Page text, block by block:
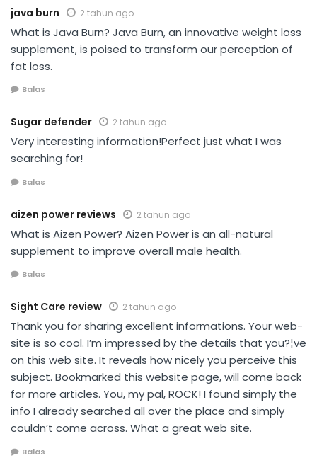
java burn 2 tahun ago
What is Java Burn? Java Burn, an innovative weight loss
supplement, is poised to transform our perception of
fat loss.
Balas
Sugar defender 2 tahun ago
Very interesting information!Perfect just what I was
searching for!
Balas
aizen power reviews 2 tahun ago
What is Aizen Power? Aizen Power is an all-natural
supplement to improve overall male health.
Balas
Sight Care review 2 tahun ago
Thank you for sharing excellent informations. Your web-
site is so cool. I’m impressed by the details that you?¦ve
on this web site. It reveals how nicely you perceive this
subject. Bookmarked this website page, will come back
for more articles. You, my pal, ROCK! I found simply the
info I already searched all over the place and simply
couldn’t come across. What a great web site.
Balas